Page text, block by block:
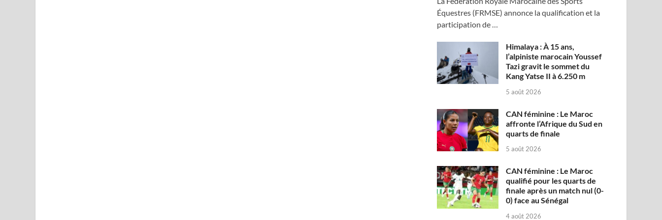
Équestres (FRMSE) annonce la qualification et la
participation de …
Himalaya : À 15 ans,
l’alpiniste marocain Youssef
Tazi gravit le sommet du
Kang Yatse II à 6.250 m
5 août 2026
CAN féminine : Le Maroc
affronte l’Afrique du Sud en
quarts de finale
5 août 2026
CAN féminine : Le Maroc
qualifié pour les quarts de
finale après un match nul (0-
0) face au Sénégal
4 août 2026